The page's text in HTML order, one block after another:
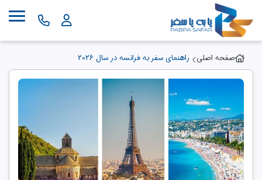
صفحه اصلی راهنمای سفر به فرانسه در سال 2026